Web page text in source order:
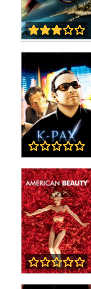
Returns
K-Pax, l'homme
qui vient de loin
American